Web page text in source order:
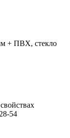
+ ПВХ, стекло
54